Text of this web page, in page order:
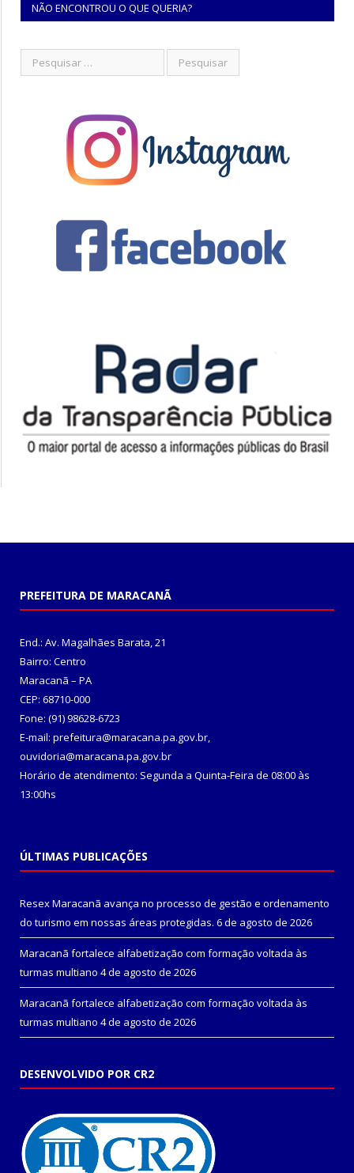
NÃO ENCONTROU O QUE QUERIA?
PREFEITURA DE MARACANÃ
End.: Av. Magalhães Barata, 21
Bairro: Centro
Maracanã – PA
CEP: 68710-000
Fone: (91) 98628-6723
E-mail: prefeitura@maracana.pa.gov.br,
ouvidoria@maracana.pa.gov.br
Horário de atendimento: Segunda a Quinta-Feira de 08:00 às
13:00hs
ÚLTIMAS PUBLICAÇÕES
Resex Maracanã avança no processo de gestão e ordenamento
do turismo em nossas áreas protegidas. 6 de agosto de 2026
Maracanã fortalece alfabetização com formação voltada às
turmas multiano 4 de agosto de 2026
Maracanã fortalece alfabetização com formação voltada às
turmas multiano 4 de agosto de 2026
DESENVOLVIDO POR CR2